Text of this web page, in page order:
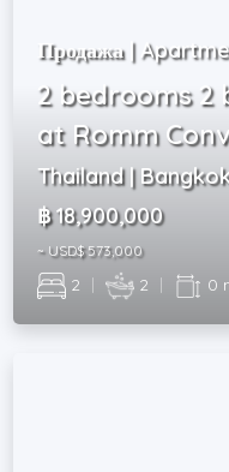
Продажа |
2 bedrooms 2
at Romm
Thailand |
฿ 18,900,000
~ USD$ 573,000
2 | 2 | 0